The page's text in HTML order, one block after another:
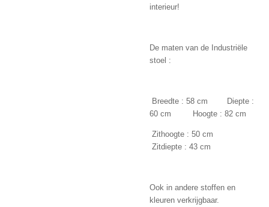
interieur!
De maten van de Industriële
stoel :
Breedte : 58 cm Diepte :
60 cm Hoogte : 82 cm
Zithoogte : 50 cm
Zitdiepte : 43 cm
Ook in andere stoffen en
kleuren verkrijgbaar.